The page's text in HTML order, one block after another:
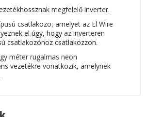
megfelelő inverter.
csatlakozo, amelyet az El Wire
el úgy, hogy az inverteren
csatlakozóhoz csatlakozzon.
méter rugalmas neon
vezetékre vonatkozik, amelynek